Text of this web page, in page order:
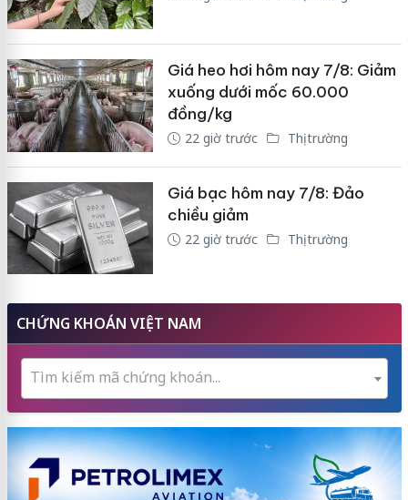
Giá heo hơi hôm nay 7/8: Giảm
xuống dưới mốc 60.000
đồng/kg
22 giờ trước Thị trường
Giá bạc hôm nay 7/8: Đảo
chiều giảm
22 giờ trước Thị trường
CHỨNG KHOÁN VIỆT NAM
Tìm kiếm mã chứng khoán...